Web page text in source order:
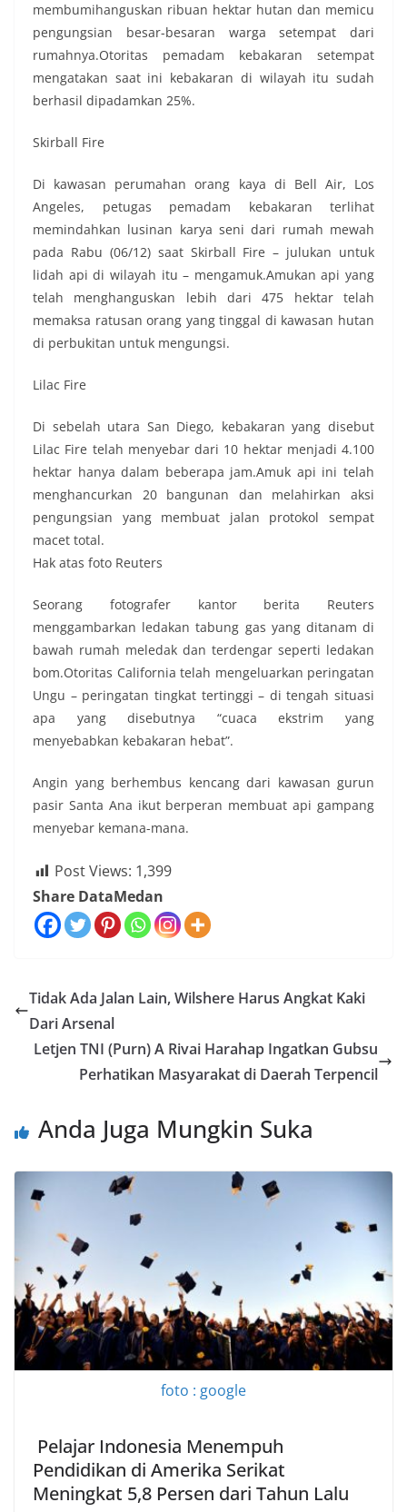
membumihanguskan ribuan hektar hutan dan memicu
pengungsian besar-besaran warga setempat dari
rumahnya.Otoritas pemadam kebakaran setempat
mengatakan saat ini kebakaran di wilayah itu sudah
berhasil dipadamkan 25%.
Skirball Fire
Di kawasan perumahan orang kaya di Bell Air, Los
Angeles, petugas pemadam kebakaran terlihat
memindahkan lusinan karya seni dari rumah mewah
pada Rabu (06/12) saat Skirball Fire – julukan untuk
lidah api di wilayah itu – mengamuk.Amukan api yang
telah menghanguskan lebih dari 475 hektar telah
memaksa ratusan orang yang tinggal di kawasan hutan
di perbukitan untuk mengungsi.
Lilac Fire
Di sebelah utara San Diego, kebakaran yang disebut
Lilac Fire telah menyebar dari 10 hektar menjadi 4.100
hektar hanya dalam beberapa jam.Amuk api ini telah
menghancurkan 20 bangunan dan melahirkan aksi
pengungsian yang membuat jalan protokol sempat
macet total.
Hak atas foto Reuters
Seorang fotografer kantor berita Reuters
menggambarkan ledakan tabung gas yang ditanam di
bawah rumah meledak dan terdengar seperti ledakan
bom.Otoritas California telah mengeluarkan peringatan
Ungu – peringatan tingkat tertinggi – di tengah situasi
apa yang disebutnya “cuaca ekstrim yang
menyebabkan kebakaran hebat”.
Angin yang berhembus kencang dari kawasan gurun
pasir Santa Ana ikut berperan membuat api gampang
menyebar kemana-mana.
Post Views: 1,399
Share DataMedan
Tidak Ada Jalan Lain, Wilshere Harus Angkat Kaki
Dari Arsenal
Letjen TNI (Purn) A Rivai Harahap Ingatkan Gubsu
Perhatikan Masyarakat di Daerah Terpencil
Anda Juga Mungkin Suka
foto : google
Pelajar Indonesia Menempuh
Pendidikan di Amerika Serikat
Meningkat 5,8 Persen dari Tahun Lalu